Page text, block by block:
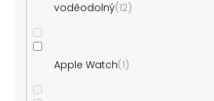
voděodolný 12
Apple Watch 1